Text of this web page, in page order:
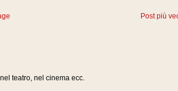
Post più
teatro, nel cinema ecc.